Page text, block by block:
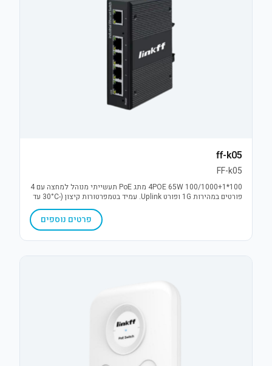
ff-k05
FF-k05
4POE 65W 100/1000+1*100 מתג PoE תעשייתי מנוהל למחצה עם 4
פורטים במהירות 1G ופורט Uplink. עמיד בטמפרטורות קיצון (-30°C עד
75°C), כולל הגנת נחשולי מתח 6KV ויתירות מתח (DC12-52V). פתרון
פרטים נוספים